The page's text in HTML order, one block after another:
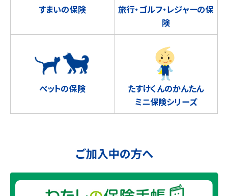
すまいの保険
旅行・ゴルフ・レジャーの保
険
ペットの保険
たすけくんのかんたん
ミニ保険シリーズ
ご加入中の方へ